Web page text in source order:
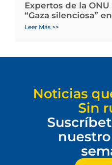
Expertos de la
“Gaza silenciosa”
Leer Más >>
Noticias
Sin